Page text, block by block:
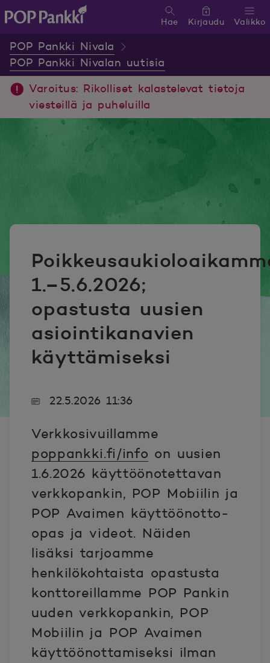
Valikko
Hae Kirjaudu
POP Pankki Nivala
POP Pankki Nivalan uutisia
Varoitus: Rikolliset kalastelevat tietoja
viesteillä ja puheluilla
1.–5.6.2026;
opastusta uusien
asiointikanavien
käyttämiseksi
22.5.2026 11:36
Verkkosivuillamme
poppankki.fi/info on uusien
1.6.2026 käyttöönotettavan
verkkopankin, POP Mobiilin ja
POP Avaimen käyttöönotto-
opas ja videot. Näiden
lisäksi tarjoamme
henkilökohtaista opastusta
konttoreillamme POP Pankin
uuden verkkopankin, POP
Mobiilin ja POP Avaimen
käyttöönottamiseksi ilman